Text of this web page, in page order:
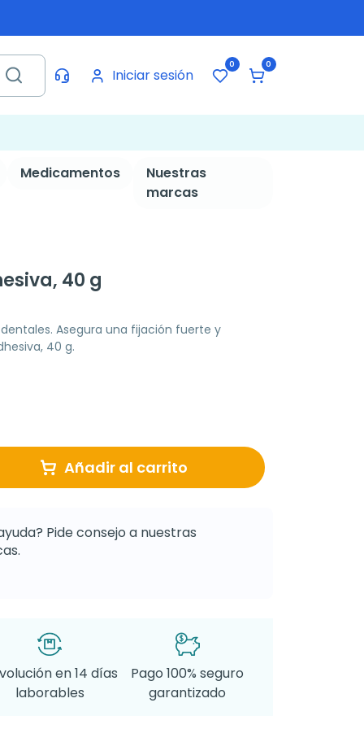
Iniciar sesión
0 0
Medicamentos
Nuestras
marcas
40 g
Asegura una fijación fuerte y
40 g.
Añadir al carrito
Pide consejo a nuestras
en 14 días
laborables
Pago 100% seguro
garantizado